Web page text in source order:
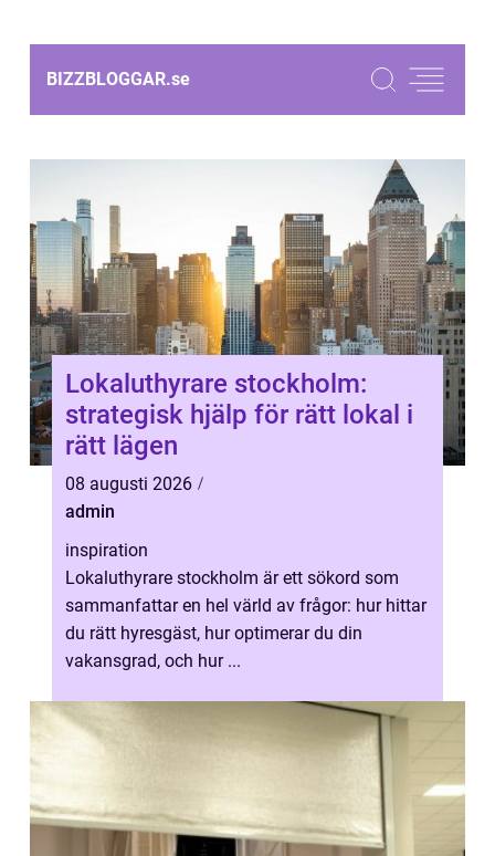
BIZZBLOGGAR.se
Lokaluthyrare stockholm:
strategisk hjälp för rätt lokal i
rätt lägen
08 augusti 2026
admin
inspiration
Lokaluthyrare stockholm är ett sökord som
sammanfattar en hel värld av frågor: hur hittar
du rätt hyresgäst, hur optimerar du din
vakansgrad, och hur ...